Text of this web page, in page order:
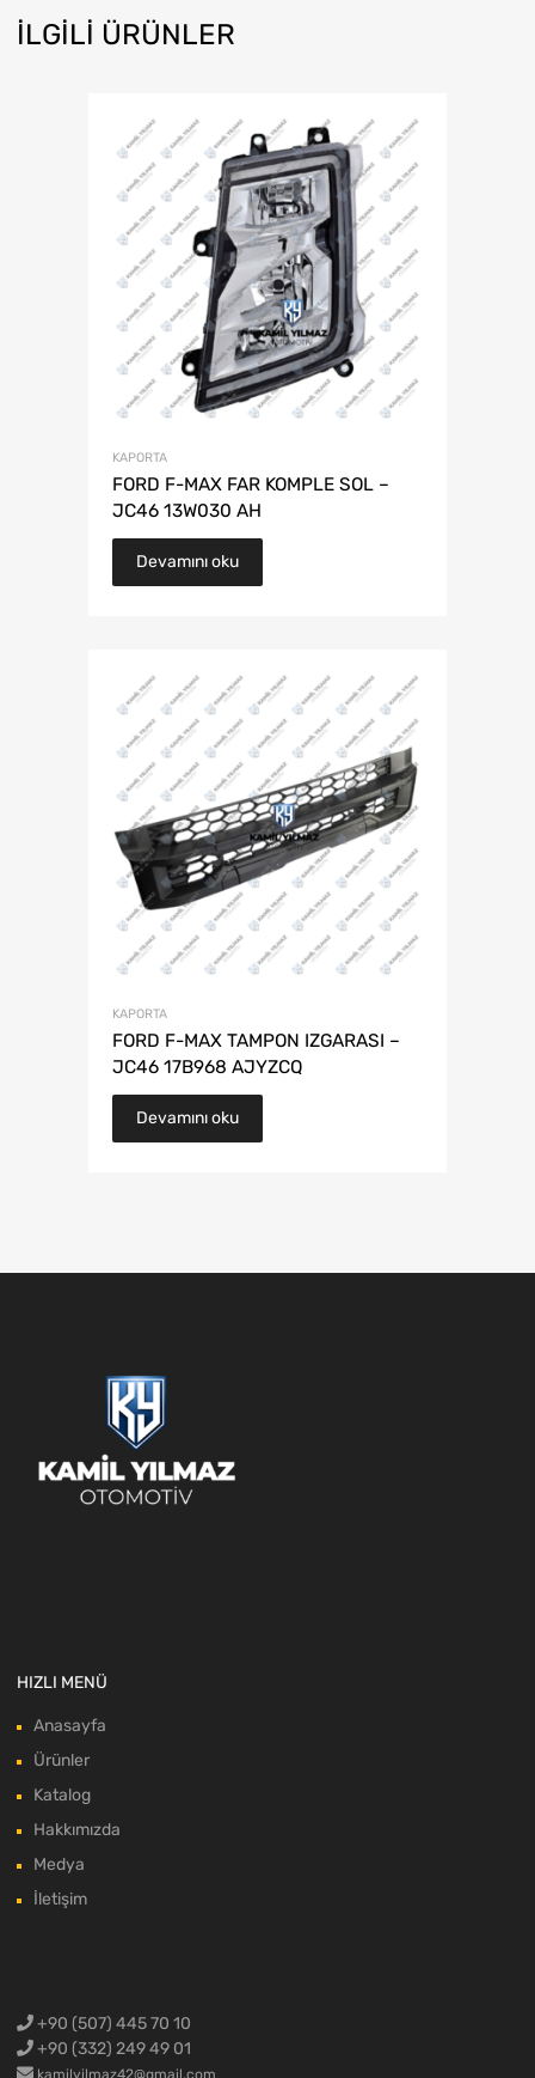
İLGILI ÜRÜNLER
KAPORTA
FORD F-MAX FAR KOMPLE SOL –
JC46 13W030 AH
Devamını oku
KAPORTA
FORD F-MAX TAMPON IZGARASI –
JC46 17B968 AJYZCQ
Devamını oku
HIZLI MENÜ
Anasayfa
Ürünler
Katalog
Hakkımızda
Medya
İletişim
+90 (507) 445 70 10
+90 (332) 249 49 01
kamilyilmaz42@gmail.com